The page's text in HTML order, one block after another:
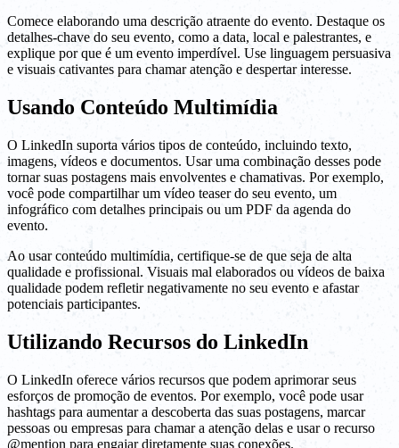
Comece elaborando uma descrição atraente do evento. Destaque os
detalhes-chave do seu evento, como a data, local e palestrantes, e
explique por que é um evento imperdível. Use linguagem persuasiva
e visuais cativantes para chamar atenção e despertar interesse.
Usando Conteúdo Multimídia
O LinkedIn suporta vários tipos de conteúdo, incluindo texto,
imagens, vídeos e documentos. Usar uma combinação desses pode
tornar suas postagens mais envolventes e chamativas. Por exemplo,
você pode compartilhar um vídeo teaser do seu evento, um
infográfico com detalhes principais ou um PDF da agenda do
evento.
Ao usar conteúdo multimídia, certifique-se de que seja de alta
qualidade e profissional. Visuais mal elaborados ou vídeos de baixa
qualidade podem refletir negativamente no seu evento e afastar
potenciais participantes.
Utilizando Recursos do LinkedIn
O LinkedIn oferece vários recursos que podem aprimorar seus
esforços de promoção de eventos. Por exemplo, você pode usar
hashtags para aumentar a descoberta das suas postagens, marcar
pessoas ou empresas para chamar a atenção delas e usar o recurso
@mention para engajar diretamente suas conexões.